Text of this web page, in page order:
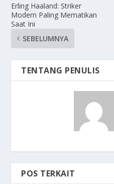
Erling Haaland: Striker
Modern Paling Mematikan
Saat Ini
SEBELUMNYA
TENTANG PENULIS
POS TERKAIT